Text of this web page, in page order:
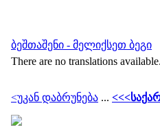
ბეშთაშენი - მელიქსეთ ბეგი
There are no translations
<უკან დაბრუნება ...